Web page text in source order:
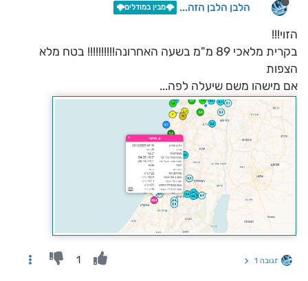
הלבן הלבן הזה... 🌩️מבין במודלים🌩️
הזוי!!!
בקרית מלאכי 89 מ"מ בשעה האחרונה!!!!!!!!!! בטח מלא
הצפות
אם מישהו משם שיעלה לפה...
תגובה 1 1